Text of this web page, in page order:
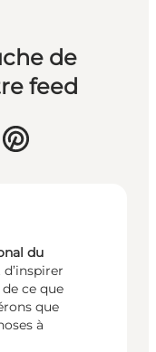
de
feed
du
ce que
que
à